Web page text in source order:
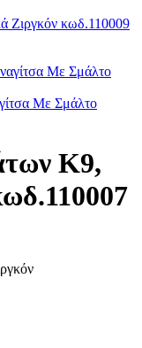
Ζιργκόν κωδ.110009
Με Σμάλτο
Κ9,